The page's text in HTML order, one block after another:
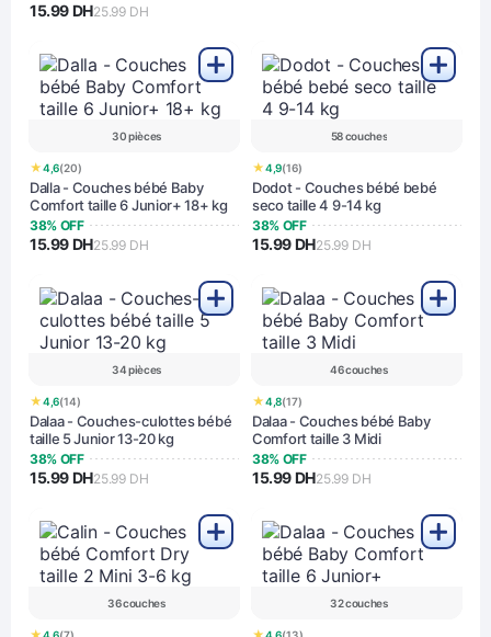
15.99 DH25.99 DH
30 pièces
★4,6(20)
Dalla - Couches bébé Baby
Comfort taille 6 Junior+ 18+ kg
38% OFF
15.99 DH25.99 DH
58 couches
★4,9(16)
Dodot - Couches bébé bebé
seco taille 4 9-14 kg
38% OFF
15.99 DH25.99 DH
34 pièces
★4,6(14)
Dalaa - Couches-culottes bébé
taille 5 Junior 13-20 kg
38% OFF
15.99 DH25.99 DH
46 couches
★4,8(17)
Dalaa - Couches bébé Baby
Comfort taille 3 Midi
38% OFF
15.99 DH25.99 DH
36 couches 32 couches